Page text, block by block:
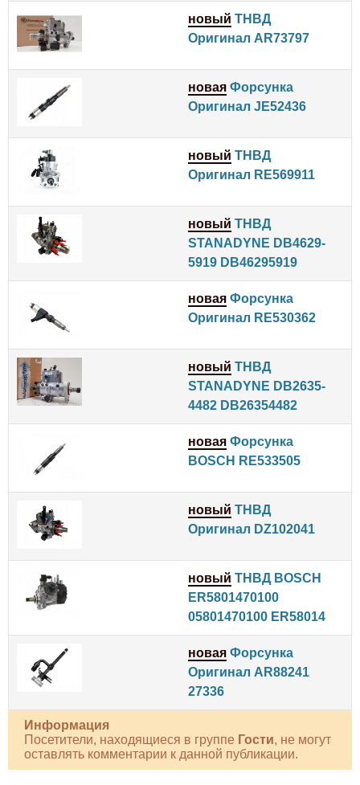
новый ТНВД
Оригинал AR73797
новая Форсунка
Оригинал JE52436
новый ТНВД
Оригинал RE569911
новый ТНВД
STANADYNE DB4629-
5919 DB46295919
новая Форсунка
Оригинал RE530362
новый ТНВД
STANADYNE DB2635-
4482 DB26354482
новая Форсунка
BOSCH RE533505
новый ТНВД
Оригинал DZ102041
новый ТНВД BOSCH
ER5801470100
05801470100 ER58014
новая Форсунка
Оригинал AR88241
27336
Информация
Посетители, находящиеся в группе Гости, не могут
оставлять комментарии к данной публикации.